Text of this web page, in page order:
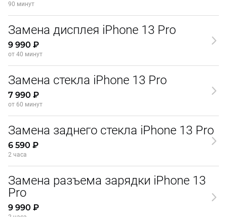
90 минут
Замена дисплея iPhone 13 Pro
9 990 ₽
от 40 минут
Замена стекла iPhone 13 Pro
7 990 ₽
от 60 минут
Замена заднего стекла iPhone 13 Pro
6 590 ₽
2 часа
Замена разъема зарядки iPhone 13
Pro
9 990 ₽